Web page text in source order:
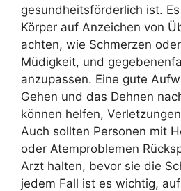
gesundheitsförderlich ist.
Körper auf Anzeichen von
achten, wie Schmerzen
Müdigkeit, und
anzupassen. Eine gute
Gehen und das Dehnen
können helfen,
Auch sollten Personen mit
oder Atemproblemen
Arzt halten, bevor sie die
jedem Fall ist es wichtig,